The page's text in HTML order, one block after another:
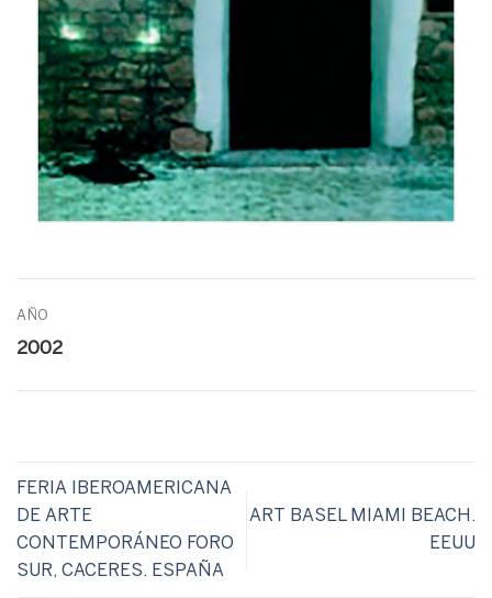
AÑO
2002
FERIA IBEROAMERICANA
DE ARTE
CONTEMPORÁNEO FORO
SUR, CACERES. ESPAÑA
ART BASEL MIAMI BEACH.
EEUU